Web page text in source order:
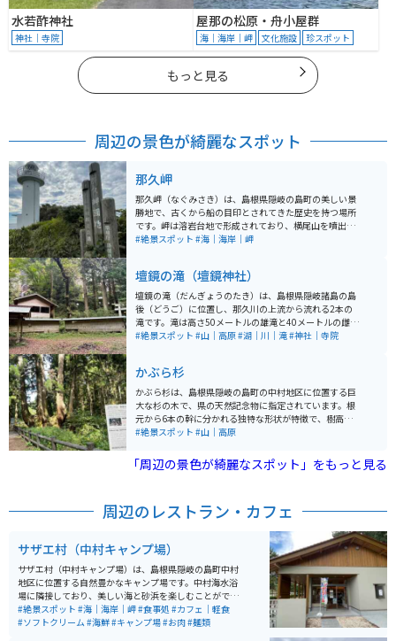
水若酢神社
神社｜寺院
屋那の松原・舟小屋群
海｜海岸｜岬 文化施設 珍スポット
もっと見る
周辺の景色が綺麗なスポット
那久岬
那久岬（なぐみさき）は、島根県隠岐の島町の美しい景
勝地で、古くから船の目印とされてきた歴史を持つ場所
です。岬は溶岩台地で形成されており、横尾山を噴出口
とするアルカリ石英粗面岩が特徴です。岬からは隠岐諸
れた旧灯台の灯篭が展望台近くに残されており、当時の
様子を偲ぶことができます。また、遊歩道を散策する途
中で放牧された牛に出会うこともあり、隠岐ならではの
自然を楽しめる場所です。
#絶景スポット #海｜海岸｜岬
壇鏡の滝（壇鏡神社）
壇鏡の滝（だんぎょうのたき）は、島根県隠岐諸島の島
後（どうご）に位置し、那久川の上流から流れる2本の
滝です。滝は高さ50メートルの雄滝と40メートルの雌滝
から成り、それぞれの滝の間には壇鏡神社が鎮座してい
選ばれています。また、湧き水は「名水百選」に選定さ
れ、生活用水や農業にも利用されています。毎年9月1日
には八朔祭が行われ、地域の伝統文化とも深く結びつい
ています。隠岐の自然美と信仰が融合するこのスポット
は、スピリチュアルな場所としても人気があります。
#絶景スポット #山｜高原#湖｜川｜滝#神社｜寺院
かぶら杉
かぶら杉は、島根県隠岐の島町の中村地区に位置する巨
大な杉の木で、県の天然記念物に指定されています。根
元から6本の幹に分かれる独特な形状が特徴で、樹高は
約38.5メートル、樹齢は約600年と推定されています。
自然の不思議さを感じさせます。かぶら杉は隠岐三大ス
ギの一つとしても知られ、地域住民にとっても親しまれ
#絶景スポット #山｜高原
「周辺の景色が綺麗なスポット」をもっと見る
周辺のレストラン・カフェ
サザエ村（中村キャンプ場）
サザエ村（中村キャンプ場）は、島根県隠岐の島町中村
地区に位置する自然豊かなキャンプ場です。中村海水浴
場に隣接しており、美しい海と砂浜を楽しむことができ
ます。キャンプ場には約50張のテントスペースがあり、
水道やトイレ、シャワーなどの設備が整っています。 名
#絶景スポット #海｜海岸｜岬#食事処 #カフェ｜軽食
#ソフトクリーム#海鮮#キャンプ場#お肉#麺類